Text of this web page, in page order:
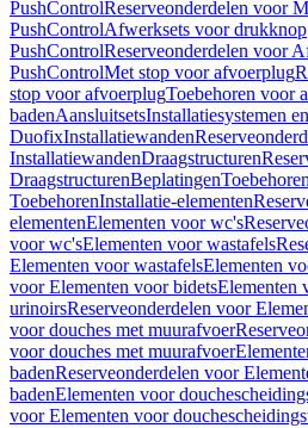
PushControlReserveonderdelen voor
PushControlAfwerksets voor drukknop
PushControlReserveonderdelen voor
PushControlMet stop voor afvoerplug
stop voor afvoerplugToebehoren voor
badenAansluitsetsInstallatiesystemen
DuofixInstallatiewanden
InstallatiewandenDraagstructuren
DraagstructurenBeplatingenToebehoren
ToebehorenInstallatie-elementen
elementenElementen voor wc's
voor wc'sElementen voor wastafels
Elementen voor wastafelsElementen
voor Elementen voor bidetsElementen
urinoirsReserveonderdelen voor
voor douches met muurafvoer
voor douches met muurafvoer
badenReserveonderdelen voor
badenElementen voor
voor Elementen voor